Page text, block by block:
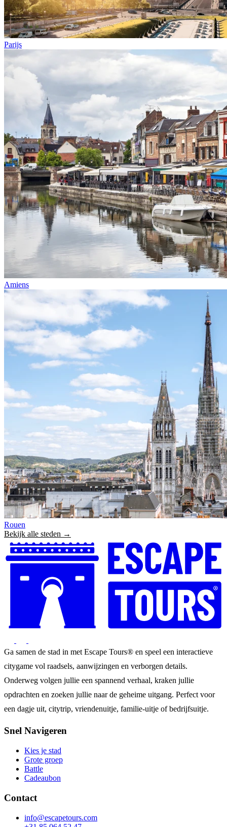
Parijs
Amiens
Rouen
Bekijk alle steden →
Ga samen de stad in met Escape Tours® en speel een interactieve
citygame vol raadsels, aanwijzingen en verborgen details.
Onderweg volgen jullie een spannend verhaal, kraken jullie
opdrachten en zoeken jullie naar de geheime uitgang. Perfect voor
een dagje uit, citytrip, vriendenuitje, familie-uitje of bedrijfsuitje.
Snel Navigeren
Kies je stad
Grote groep
Battle
Cadeaubon
Contact
info@escapetours.com